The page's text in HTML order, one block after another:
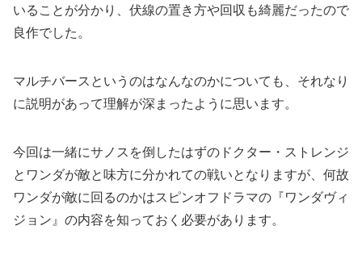
いることが分かり、伏線の置き方や回収も綺麗だったので
良作でした。
マルチバースというのはなんなのかについても、それなり
に説明があって理解が深まったように思います。
今回は一緒にサノスを倒したはずのドクター・ストレンジ
とワンダが敵と味方に分かれての戦いとなりますが、何故
ワンダが敵に回るのかはスピンオフドラマの『ワンダヴィ
ジョン』の内容を知っておく必要があります。